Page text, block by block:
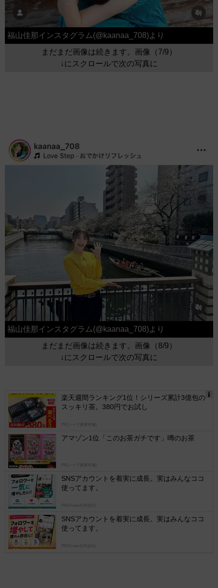
福山佳那インスタグラム(@kaanaa_708)より
まだまだ画像は続きます。画像（7/9）
↓にスクロールで次の写真に
福山佳那インスタグラム(@kaanaa_708)より
まだまだ画像は続きます。画像（8/9）
↓にスクロールで次の写真に
楽天週間ランキング1位！シリーズ累計3億包の
スッキリ茶。380円でお試し
PR(ハーブ健康本舗)
アマゾン1位「このお茶ガチです」噂のお茶
PR(ハーブ健康本舗)
SNSアカウントを着実に成長。実はみんなココ
使ってます。
PR(Dreaw合同会社)
SNSアカウントを着実に成長。実はみんなココ
使ってます。
PR(Dreaw合同会社)